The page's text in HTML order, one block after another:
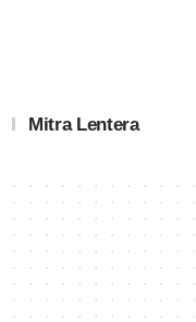
Mitra Lentera